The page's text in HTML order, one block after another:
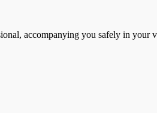
accompanying you safely in